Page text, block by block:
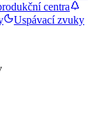
centra
Uspávací zvuky